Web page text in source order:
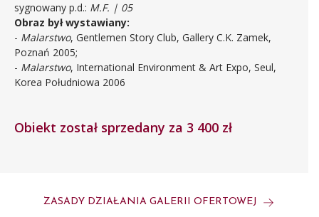
sygnowany p.d.: M.F. | 05
Obraz był wystawiany:
- Malarstwo, Gentlemen Story Club, Gallery C.K. Zamek,
Poznań 2005;
- Malarstwo, International Environment & Art Expo, Seul,
Korea Południowa 2006
Obiekt został sprzedany za 3 400 zł
ZASADY DZIAŁANIA GALERII OFERTOWEJ